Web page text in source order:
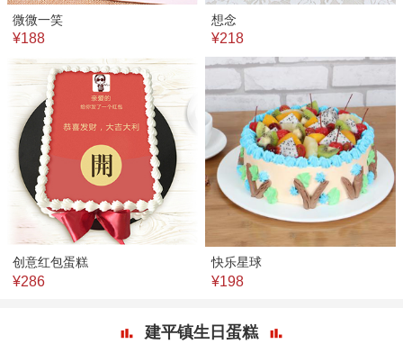
微微一笑
¥188
想念
¥218
创意红包蛋糕
¥286
快乐星球
¥198
建平镇生日蛋糕